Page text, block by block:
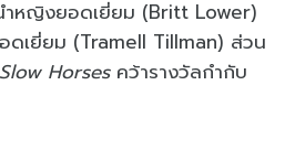
หญิงยอดเยี่ยม (Britt Lower)
ดเยี่ยม (Tramell Tillman) ส่วน
Slow Horsesคว้ารางวัลกำกับ